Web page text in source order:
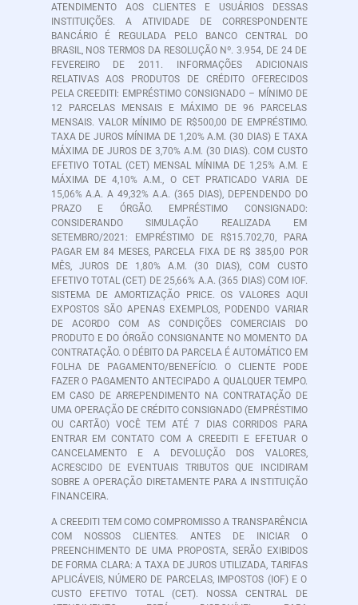
ATENDIMENTO AOS CLIENTES E USUÁRIOS DESSAS
INSTITUIÇÕES. A ATIVIDADE DE CORRESPONDENTE
BANCÁRIO É REGULADA PELO BANCO CENTRAL DO
BRASIL, NOS TERMOS DA RESOLUÇÃO Nº. 3.954, DE 24 DE
FEVEREIRO DE 2011. INFORMAÇÕES ADICIONAIS
RELATIVAS AOS PRODUTOS DE CRÉDITO OFERECIDOS
PELA CREEDITI: EMPRÉSTIMO CONSIGNADO – MÍNIMO DE
12 PARCELAS MENSAIS E MÁXIMO DE 96 PARCELAS
MENSAIS. VALOR MÍNIMO DE R$500,00 DE EMPRÉSTIMO.
TAXA DE JUROS MÍNIMA DE 1,20% A.M. (30 DIAS) E TAXA
MÁXIMA DE JUROS DE 3,70% A.M. (30 DIAS). COM CUSTO
EFETIVO TOTAL (CET) MENSAL MÍNIMA DE 1,25% A.M. E
MÁXIMA DE 4,10% A.M., O CET PRATICADO VARIA DE
15,06% A.A. A 49,32% A.A. (365 DIAS), DEPENDENDO DO
PRAZO E ÓRGÃO. EMPRÉSTIMO CONSIGNADO:
CONSIDERANDO SIMULAÇÃO REALIZADA EM
SETEMBRO/2021: EMPRÉSTIMO DE R$15.702,70, PARA
PAGAR EM 84 MESES, PARCELA FIXA DE R$ 385,00 POR
MÊS, JUROS DE 1,80% A.M. (30 DIAS), COM CUSTO
EFETIVO TOTAL (CET) DE 25,66% A.A. (365 DIAS) COM IOF.
SISTEMA DE AMORTIZAÇÃO PRICE. OS VALORES AQUI
EXPOSTOS SÃO APENAS EXEMPLOS, PODENDO VARIAR
DE ACORDO COM AS CONDIÇÕES COMERCIAIS DO
PRODUTO E DO ÓRGÃO CONSIGNANTE NO MOMENTO DA
CONTRATAÇÃO. O DÉBITO DA PARCELA É AUTOMÁTICO EM
FOLHA DE PAGAMENTO/BENEFÍCIO. O CLIENTE PODE
FAZER O PAGAMENTO ANTECIPADO A QUALQUER TEMPO.
EM CASO DE ARREPENDIMENTO NA CONTRATAÇÃO DE
UMA OPERAÇÃO DE CRÉDITO CONSIGNADO (EMPRÉSTIMO
OU CARTÃO) VOCÊ TEM ATÉ 7 DIAS CORRIDOS PARA
ENTRAR EM CONTATO COM A CREEDITI E EFETUAR O
CANCELAMENTO E A DEVOLUÇÃO DOS VALORES,
ACRESCIDO DE EVENTUAIS TRIBUTOS QUE INCIDIRAM
SOBRE A OPERAÇÃO DIRETAMENTE PARA A INSTITUIÇÃO
FINANCEIRA.
A CREEDITI TEM COMO COMPROMISSO A TRANSPARÊNCIA
COM NOSSOS CLIENTES. ANTES DE INICIAR O
PREENCHIMENTO DE UMA PROPOSTA, SERÃO EXIBIDOS
DE FORMA CLARA: A TAXA DE JUROS UTILIZADA, TARIFAS
APLICÁVEIS, NÚMERO DE PARCELAS, IMPOSTOS (IOF) E O
CUSTO EFETIVO TOTAL (CET). NOSSA CENTRAL DE